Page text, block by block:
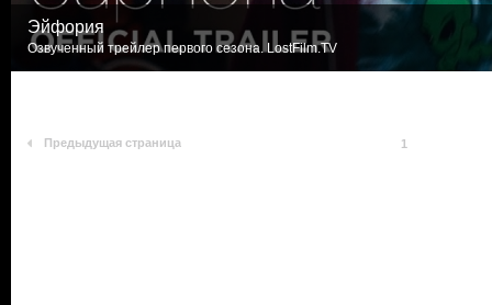
Эйфория
Озвученный трейлер первого сезона. LostFilm.TV
Предыдущая страница 1